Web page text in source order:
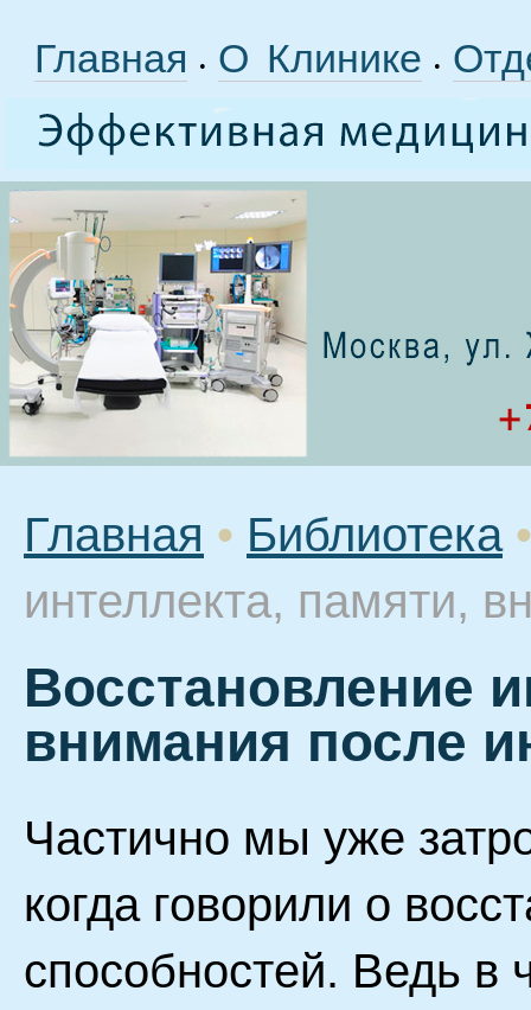
Главная • О Клинике •
Главная • Библиотека •
интеллекта, памяти,
Восстановление
внимания после
Частично мы уже
когда говорили о
способностей. Ведь в